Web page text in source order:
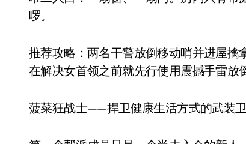
啰。
推荐攻略：两名干警放倒移动哨并进屋
在解决女首领之前就先行使用震撼手雷放
菠菜狂战士——捍卫健康生活方式的武装